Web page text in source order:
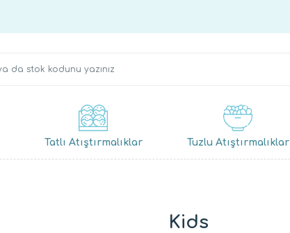
Tatlı Atıştırmalıklar Tuzlu Atıştırmalıklar
Kids